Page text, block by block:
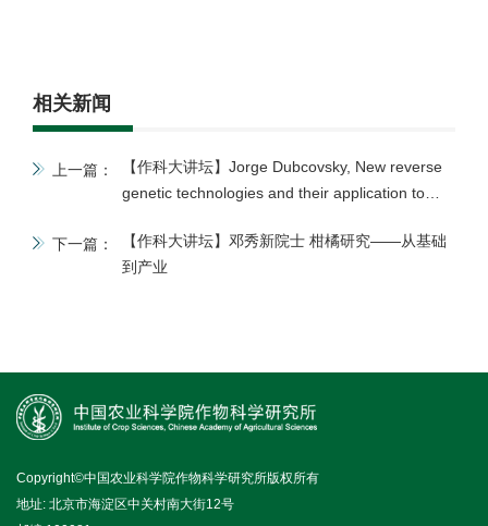
相关新闻
上一篇：
【作科大讲坛】Jorge Dubcovsky, New reverse
genetic technologies and their application to
下一篇：
【作科大讲坛】邓秀新院士 柑橘研究——从基础
到产业
Copyright©中国农业科学院作物科学研究所版权所有
地址: 北京市海淀区中关村南大街12号